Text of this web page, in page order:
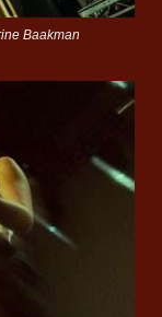
Baakman